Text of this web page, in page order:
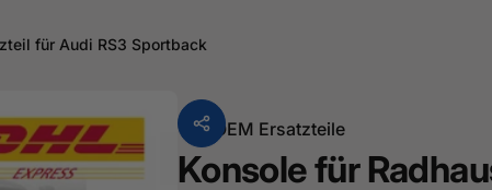
für Audi RS3 Sportback
VonOEM Ersatzteile
Konsole für